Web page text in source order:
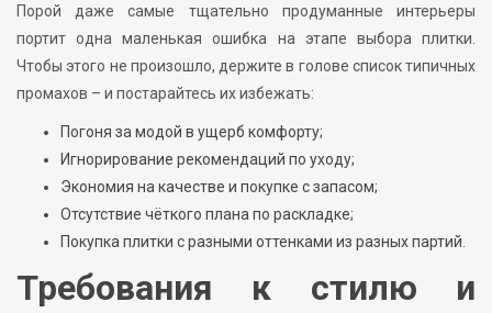
Порой даже самые тщательно продуманные интерьеры
портит одна маленькая ошибка на этапе выбора плитки.
Чтобы этого не произошло, держите в голове список типичных
промахов – и постарайтесь их избежать:
Погоня за модой в ущерб комфорту;
Игнорирование рекомендаций по уходу;
Экономия на качестве и покупке с запасом;
Отсутствие чёткого плана по раскладке;
Покупка плитки с разными оттенками из разных партий.
Требования к стилю и